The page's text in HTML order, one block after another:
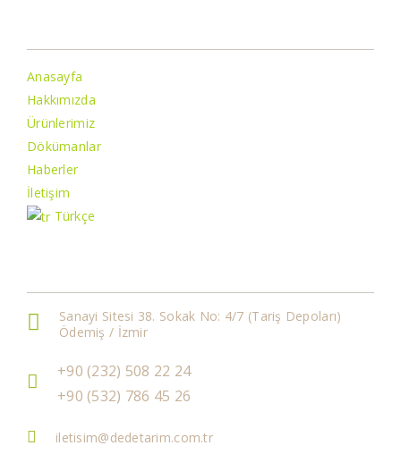
Anasayfa
Hakkımızda
Ürünlerimiz
Dökümanlar
Haberler
İletişim
Türkçe
Sanayi Sitesi 38. Sokak No: 4/7 (Tariş Depoları)
Ödemiş / İzmir
+90 (232) 508 22 24
+90 (532) 786 45 26
iletisim@dedetarim.com.tr